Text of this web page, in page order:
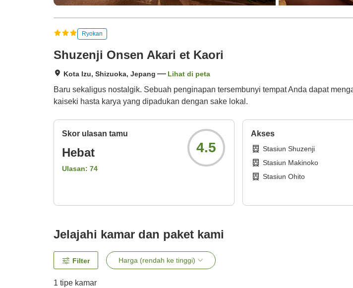
Ryokan
Shuzenji Onsen Akari et Kaori
Kota Izu, Shizuoka, Jepang Lihat di peta
Baru sekaligus nostalgik. Sebuah penginapan tersembunyi tempat Anda dapat
kaiseki hasta karya yang dipadukan dengan sake lokal.
Skor ulasan tamu
Hebat
Ulasan: 74
4.5
Akses
Stasiun Shuzenji
Stasiun Makinoko
Stasiun Ohito
Jelajahi kamar dan paket kami
Filter Harga (rendah ke tinggi)
1 tipe kamar